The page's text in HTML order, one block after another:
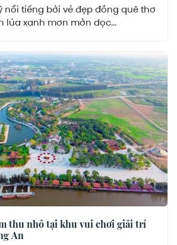
nổi tiếng bởi vẻ đẹp đồng quê thơ
lúa xanh mơn mởn dọc...
thu nhỏ tại khu vui chơi giải trí
An